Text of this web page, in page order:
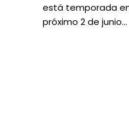
está temporada
próximo 2 de junio…